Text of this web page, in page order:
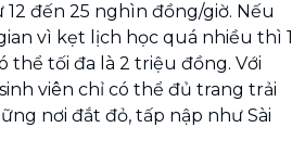
đến 25 nghìn đồng/giờ. Nếu
vì kẹt lịch học quá nhiều thì 1
thể tối đa là 2 triệu đồng. Với
viên chỉ có thể đủ trang trải
nơi đắt đỏ, tấp nập như Sài